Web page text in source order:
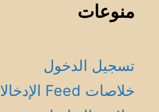
منوعات
تسجيل الدخول
خلاصات Feed الإدخالات